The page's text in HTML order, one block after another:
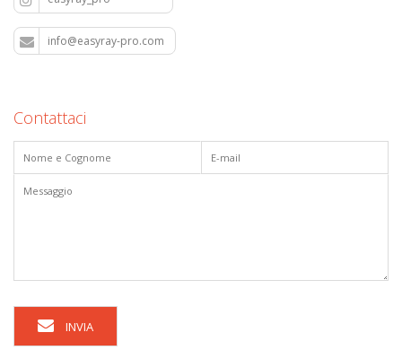
info@easyray-pro.com
Contattaci
INVIA